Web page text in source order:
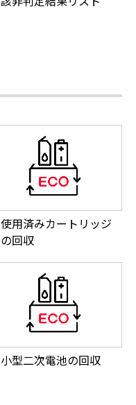
使用済みカートリッジ
の回収
小型二次電池の回収